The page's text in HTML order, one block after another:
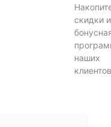
скидки и
наших
клиентов